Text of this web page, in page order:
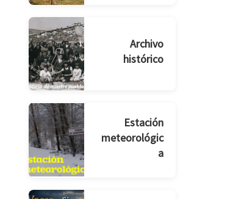
Archivo
histórico
Estación
meteorológic
a